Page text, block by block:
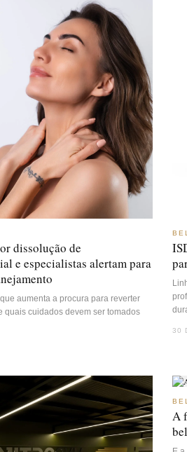
dissolução de
e especialistas alertam para
aumenta a procura para reverter
quais cuidados devem ser tomados
30
A